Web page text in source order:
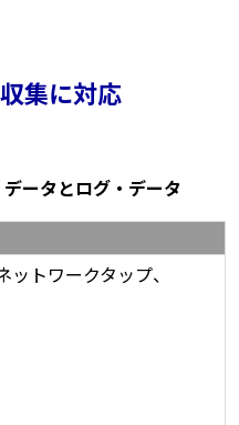
集に対応
ータとログ・データ
トワークタップ、